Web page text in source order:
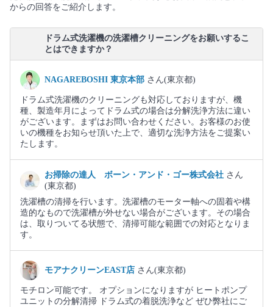
からの回答をご紹介します。
ドラム式洗濯機の洗濯槽クリーニングをお願いするこ
とはできますか？
NAGAREBOSHI 東京本部 さん(東京都)
ドラム式洗濯機のクリーニングも対応しておりますが、機
種、製造年月によってドラム式の場合は分解洗浄方法に違い
がございます。まずはお問い合わせください。お客様のお使
いの機種をお知らせ頂いた上で、適切な洗浄方法をご提案い
たします。
お掃除の達人 ボーン・アンド・ゴー株式会社 さん
(東京都)
洗濯槽の清掃を行います。洗濯槽のモーター軸への固着や構
造的なもので洗濯槽が外せない場合がございます。その場合
は、取りついてる状態で、清掃可能な範囲での対応となりま
す。
モアナクリーンEAST店 さん(東京都)
モチロン可能です。 オプションになりますが ヒートポンプ
ユニットの分解清掃 ドラム式の着脱洗浄など ぜひ弊社にご